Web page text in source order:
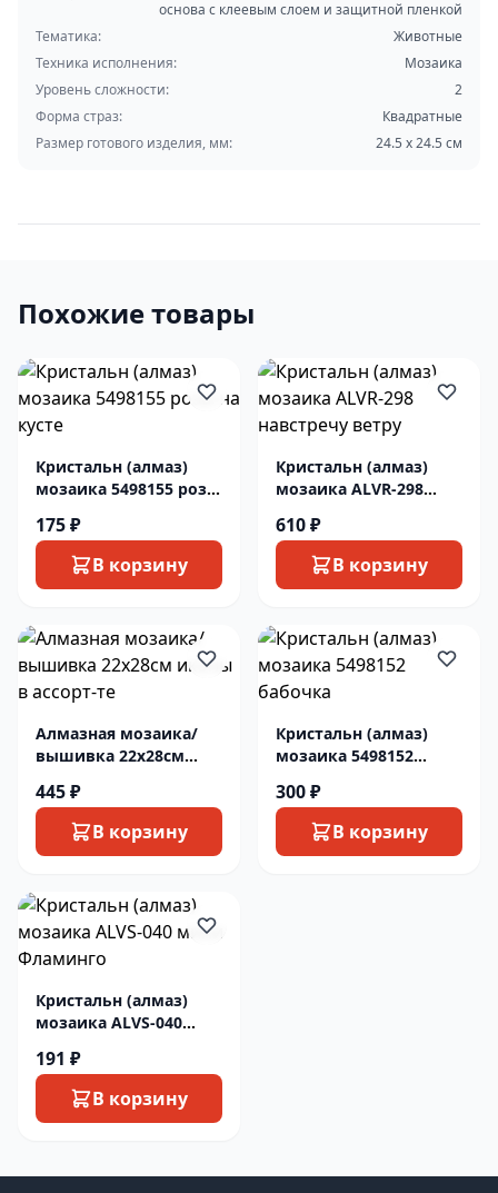
основа с клеевым слоем и защитной пленкой
Тематика:
Животные
Техника исполнения:
Мозаика
Уровень сложности:
2
Форма страз:
Квадратные
Размер готового изделия, мм:
24.5 x 24.5 см
Похожие товары
Кристальн (алмаз)
мозаика 5498155 розы
175 ₽
В корзину
Кристальн (алмаз)
мозаика ALVR-298
610 ₽
В корзину
Алмазная мозаика/
вышивка 22х28см
445 ₽
В корзину
Кристальн (алмаз)
мозаика 5498152
300 ₽
В корзину
Кристальн (алмаз)
мозаика ALVS-040
191 ₽
В корзину